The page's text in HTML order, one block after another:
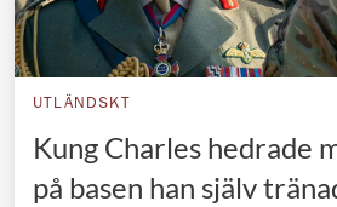
Belgiska
Jordanska
Japanska
Thailändska
UTLÄNDSKT
Kung Charles hedrade
på basen han själv